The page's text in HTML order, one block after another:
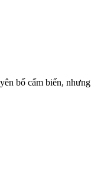
bố cấm biển, nhưng